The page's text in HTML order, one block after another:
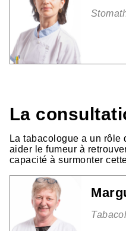
La
La tabacologue a un rôle
aider le fumeur à
capacité à surmonter